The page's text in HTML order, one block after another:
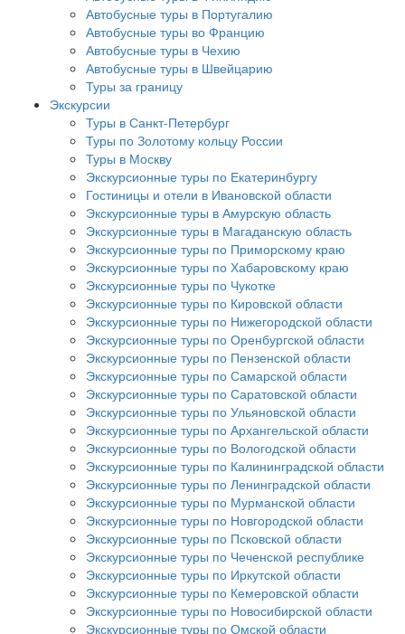
Автобусные туры в Португалию
Автобусные туры во Францию
Автобусные туры в Чехию
Автобусные туры в Швейцарию
Туры за границу
Экскурсии
Туры в Санкт-Петербург
Туры по Золотому кольцу России
Туры в Москву
Экскурсионные туры по Екатеринбургу
Гостиницы и отели в Ивановской области
Экскурсионные туры в Амурскую область
Экскурсионные туры в Магаданскую область
Экскурсионные туры по Приморскому краю
Экскурсионные туры по Хабаровскому краю
Экскурсионные туры по Чукотке
Экскурсионные туры по Кировской области
Экскурсионные туры по Нижегородской области
Экскурсионные туры по Оренбургской области
Экскурсионные туры по Пензенской области
Экскурсионные туры по Самарской области
Экскурсионные туры по Саратовской области
Экскурсионные туры по Ульяновской области
Экскурсионные туры по Архангельской области
Экскурсионные туры по Вологодской области
Экскурсионные туры по Калининградской области
Экскурсионные туры по Ленинградской области
Экскурсионные туры по Мурманской области
Экскурсионные туры по Новгородской области
Экскурсионные туры по Псковской области
Экскурсионные туры по Чеченской республике
Экскурсионные туры по Иркутской области
Экскурсионные туры по Кемеровской области
Экскурсионные туры по Новосибирской области
Экскурсионные туры по Омской области